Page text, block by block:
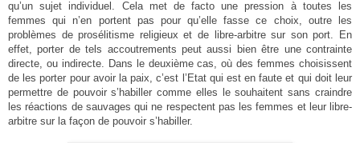
qu’un sujet individuel. Cela met de facto une pression à toutes les
femmes qui n’en portent pas pour qu’elle fasse ce choix, outre les
problèmes de prosélitisme religieux et de libre-arbitre sur son port. En
effet, porter de tels accoutrements peut aussi bien être une contrainte
directe, ou indirecte. Dans le deuxième cas, où des femmes choisissent
de les porter pour avoir la paix, c’est l’Etat qui est en faute et qui doit leur
permettre de pouvoir s’habiller comme elles le souhaitent sans craindre
les réactions de sauvages qui ne respectent pas les femmes et leur libre-
arbitre sur la façon de pouvoir s’habiller.